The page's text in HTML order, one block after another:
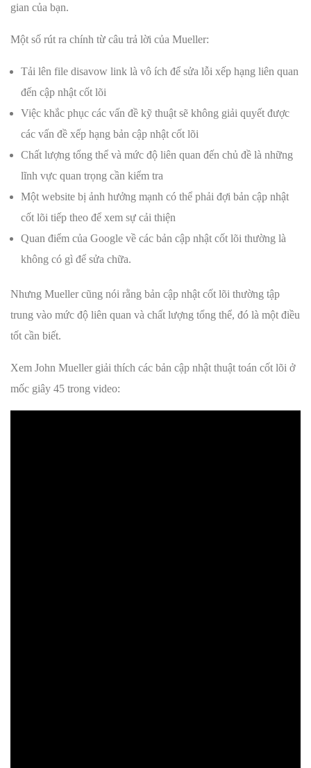
gian của bạn.
Một số rút ra chính từ câu trả lời của Mueller:
Tải lên file disavow link là vô ích để sửa lỗi xếp hạng liên quan
đến cập nhật cốt lõi
Việc khắc phục các vấn đề kỹ thuật sẽ không giải quyết được
các vấn đề xếp hạng bản cập nhật cốt lõi
Chất lượng tổng thể và mức độ liên quan đến chủ đề là những
lĩnh vực quan trọng cần kiểm tra
Một website bị ảnh hưởng mạnh có thể phải đợi bản cập nhật
cốt lõi tiếp theo để xem sự cải thiện
Quan điểm của Google về các bản cập nhật cốt lõi thường là
không có gì để sửa chữa.
Nhưng Mueller cũng nói rằng bản cập nhật cốt lõi thường tập
trung vào mức độ liên quan và chất lượng tổng thể, đó là một điều
tốt cần biết.
Xem John Mueller giải thích các bản cập nhật thuật toán cốt lõi ở
mốc giây 45 trong video: